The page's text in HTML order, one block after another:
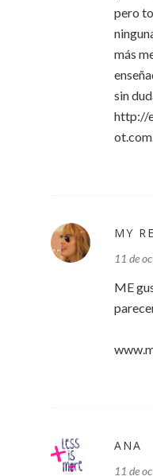
pero
más
sin
http://
MY
11 de
ME
ANA
11 de